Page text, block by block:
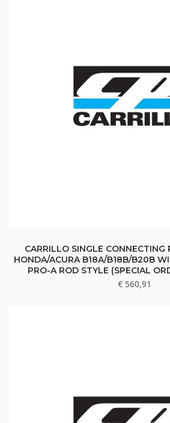
CARRILLO SINGLE CONNECTING
HONDA/ACURA B18A/B18B/B20B
PRO-A ROD STYLE (SPECIAL
€ 560,91